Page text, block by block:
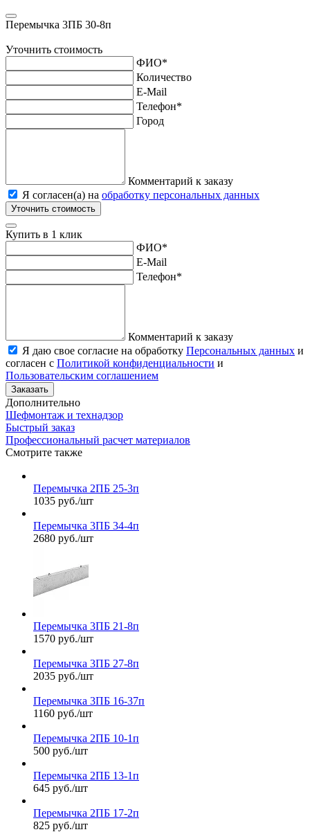
Перемычка 3ПБ 30-8п
Уточнить стоимость
ФИО*
Количество
E-Mail
Телефон*
Город
Комментарий к заказу
Я согласен(а) на обработку персональных данных
Уточнить стоимость
Купить в 1 клик
ФИО*
E-Mail
Телефон*
Комментарий к заказу
Я даю свое согласие на обработку Персональных данных и
согласен с Политикой конфиденциальности и
Пользовательским соглашением
Заказать
Дополнительно
Шефмонтаж и технадзор
Быстрый заказ
Профессиональный расчет материалов
Смотрите также
Перемычка 2ПБ 25-3п
1035 руб./шт
Перемычка 3ПБ 34-4п
2680 руб./шт
Перемычка 3ПБ 21-8п
1570 руб./шт
Перемычка 3ПБ 27-8п
2035 руб./шт
Перемычка 3ПБ 16-37п
1160 руб./шт
Перемычка 2ПБ 10-1п
500 руб./шт
Перемычка 2ПБ 13-1п
645 руб./шт
Перемычка 2ПБ 17-2п
825 руб./шт